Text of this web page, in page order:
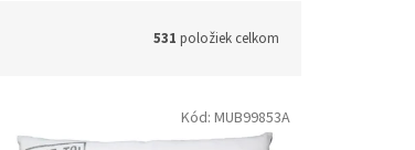
531 položiek celkom
Kód: MUB99853A